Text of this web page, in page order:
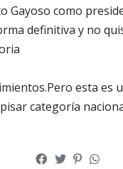
Gayoso como
definitiva y no
esta
categoría